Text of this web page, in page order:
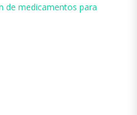
de medicamentos para